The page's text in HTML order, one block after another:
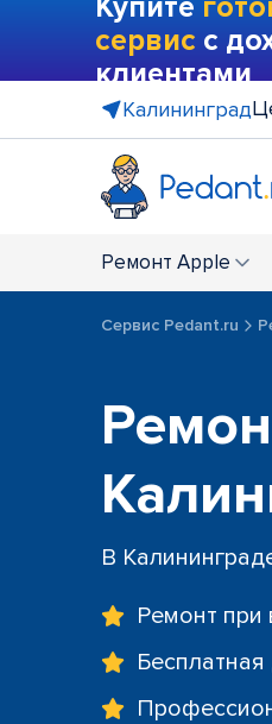
Купите
сервис с
клиентами
Калининград
Ремонт Apple
Сервис Pedant.ru
В
Ремонт при
Бесплатная